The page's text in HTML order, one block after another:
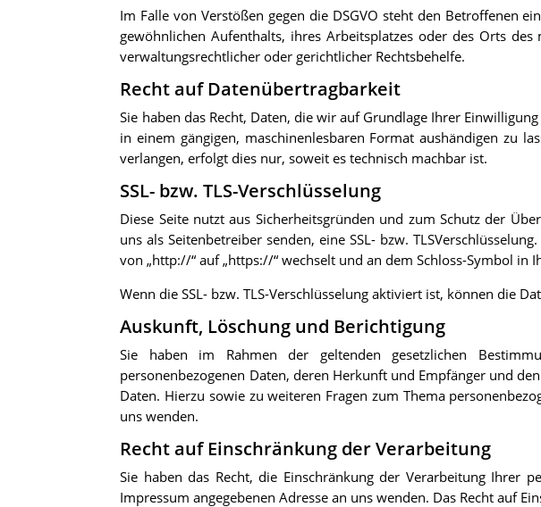
Im Falle von Verstößen gegen die DSGVO steht den Betroffenen
gewöhnlichen Aufenthalts, ihres Arbeitsplatzes oder des Orts
verwaltungsrechtlicher oder gerichtlicher Rechtsbehelfe.
Recht auf Datenübertragbarkeit
Sie haben das Recht, Daten, die wir auf Grundlage Ihrer
in einem gängigen, maschinenlesbaren Format aushändigen zu
verlangen, erfolgt dies nur, soweit es technisch machbar ist.
SSL- bzw. TLS-Verschlüsselung
Diese Seite nutzt aus Sicherheitsgründen und zum Schutz der
uns als Seitenbetreiber senden, eine SSL- bzw.
von „http://“ auf „https://“ wechselt und an dem Schloss-Symbol in
Wenn die SSL- bzw. TLS-Verschlüsselung aktiviert ist, können die
Auskunft, Löschung und Berichtigung
Sie haben im Rahmen der geltenden gesetzlichen
personenbezogenen Daten, deren Herkunft und Empfänger und
Daten. Hierzu sowie zu weiteren Fragen zum Thema
uns wenden.
Recht auf Einschränkung der Verarbeitung
Sie haben das Recht, die Einschränkung der Verarbeitung Ihrer
Impressum angegebenen Adresse an uns wenden. Das Recht auf